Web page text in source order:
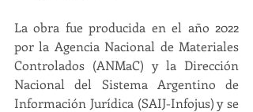
La obra fue producida en el año 2022
por la Agencia Nacional de Materiales
Controlados (ANMaC) y la Dirección
Nacional del Sistema Argentino de
Información Jurídica (SAIJ-Infojus) y se